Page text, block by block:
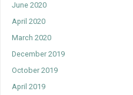
June 2020
April 2020
March 2020
December 2019
October 2019
April 2019